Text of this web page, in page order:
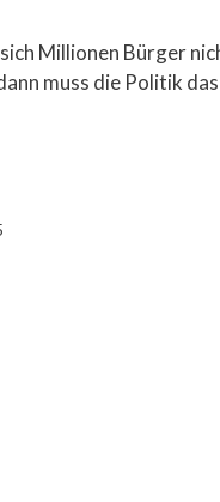
Millionen Bürger
muss die Politik